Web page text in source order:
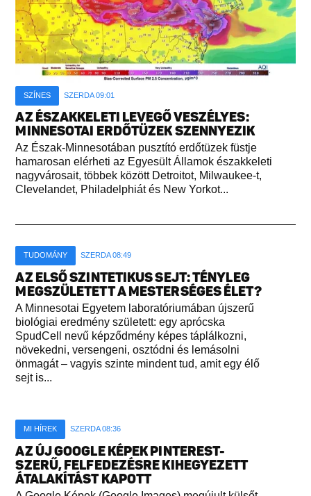
SZÍNES SZERDA 09:01
AZ ÉSZAKKELETI LEVEGŐ VESZÉLYES:
MINNESOTAI ERDŐTÜZEK SZENNYEZIK
Az Észak-Minnesotában pusztító erdőtüzek füstje
hamarosan elérheti az Egyesült Államok északkeleti
nagyvárosait, többek között Detroitot, Milwaukee-t,
Clevelandet, Philadelphiát és New Yorkot...
TUDOMÁNY SZERDA 08:49
AZ ELSŐ SZINTETIKUS SEJT: TÉNYLEG
MEGSZÜLETETT A MESTERSÉGES ÉLET?
A Minnesotai Egyetem laboratóriumában újszerű
biológiai eredmény született: egy aprócska
SpudCell nevű képződmény képes táplálkozni,
növekedni, versengeni, osztódni és lemásolni
önmagát – vagyis szinte mindent tud, amit egy élő
sejt is...
MI HÍREK SZERDA 08:36
AZ ÚJ GOOGLE KÉPEK PINTEREST-
SZERŰ, FELFEDEZÉSRE KIHEGYEZETT
ÁTALAKÍTÁST KAPOTT